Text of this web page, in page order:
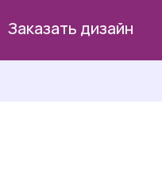
Заказать дизайн